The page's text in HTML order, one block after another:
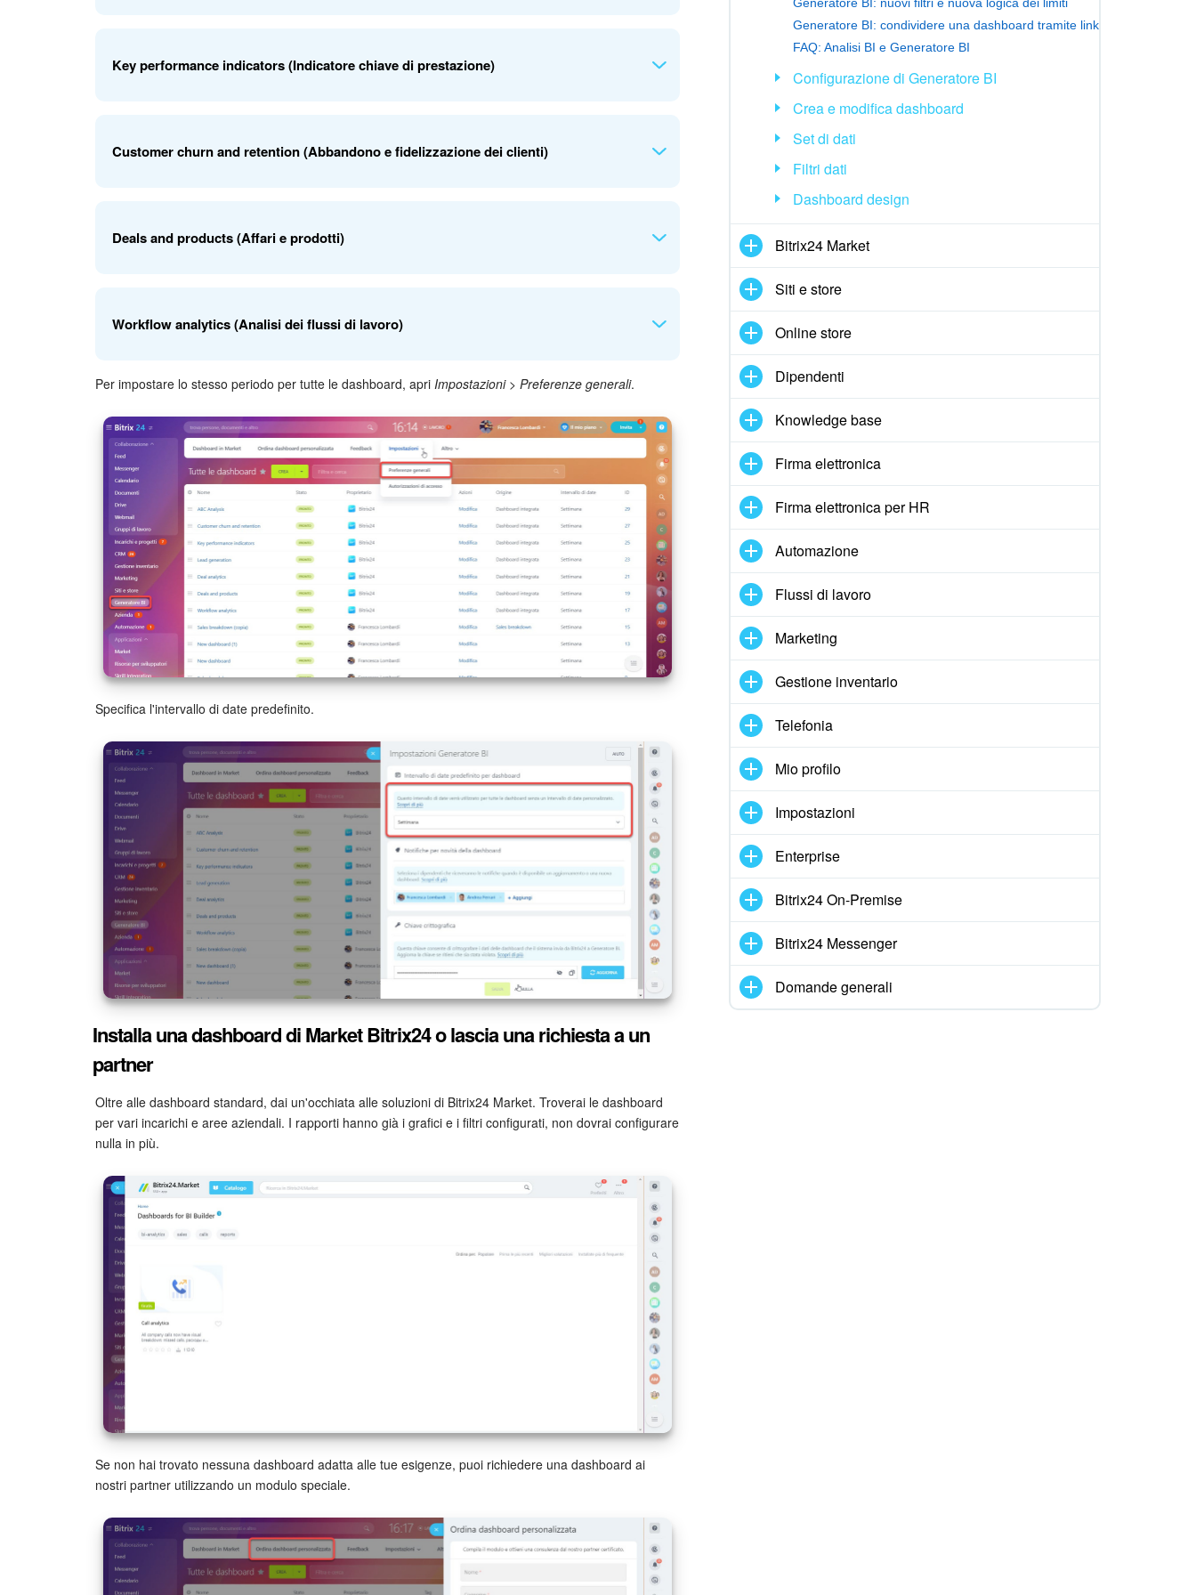
le possibili deviazioni nelle vendite. Inoltre, gli indicatori di velocità e qualità della chiusura degli
Key performance indicators (Indicatore chiave di prestazione)
dell'azienda. I dati sul numero di affari e sull'ora in cui sono stati chiusi ti aiuteranno a trovare i
Customer churn and retention (Abbandono e fidelizzazione dei clienti)
in periodi diversi per categorie di clienti: nuovi, mantenuti, restituiti e abbandonati.
Deals and products (Affari e prodotti)
ricavi. Include le entrate con sconti, in modo da poter valutare l'efficacia dei prezzi e l'impatto delle
Workflow analytics (Analisi dei flussi di lavoro)
La dashboard mostra il numero di flussi di lavoro avviati e completati, il numero di dipendenti
coinvolti e il tempo impiegato per completarli. Questi dati ti aiutano a valutare l'efficacia del
processo e a identificare eventuali problemi nella catena di approvazione.
Per impostare lo stesso periodo per tutte le dashboard, apri Impostazioni > Preferenze generali.
Specifica l'intervallo di date predefinito.
Installa una dashboard di Market Bitrix24 o lascia una richiesta a un
partner
Oltre alle dashboard standard, dai un'occhiata alle soluzioni di Bitrix24 Market. Troverai le dashboard
per vari incarichi e aree aziendali. I rapporti hanno già i grafici e i filtri configurati, non dovrai configurare
nulla in più.
Se non hai trovato nessuna dashboard adatta alle tue esigenze, puoi richiedere una dashboard ai
nostri partner utilizzando un modulo speciale.
Generatore BI: condividere una dashboard tramite link
FAQ: Analisi BI e Generatore BI
Configurazione di Generatore BI
Crea e modifica dashboard
Set di dati
Filtri dati
Dashboard design
Bitrix24 Market
Siti e store
Online store
Dipendenti
Knowledge base
Firma elettronica
Firma elettronica per HR
Automazione
Flussi di lavoro
Marketing
Gestione inventario
Telefonia
Mio profilo
Impostazioni
Enterprise
Bitrix24 On-Premise
Bitrix24 Messenger
Domande generali